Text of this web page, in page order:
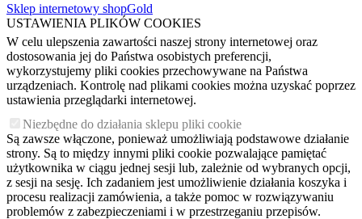
Sklep internetowy shopGold
USTAWIENIA PLIKÓW COOKIES
W celu ulepszenia zawartości naszej strony internetowej oraz
dostosowania jej do Państwa osobistych preferencji,
wykorzystujemy pliki cookies przechowywane na Państwa
urządzeniach. Kontrolę nad plikami cookies można uzyskać poprzez
ustawienia przeglądarki internetowej.
Niezbędne do działania sklepu pliki cookie
Są zawsze włączone, ponieważ umożliwiają podstawowe działanie
strony. Są to między innymi pliki cookie pozwalające pamiętać
użytkownika w ciągu jednej sesji lub, zależnie od wybranych opcji,
z sesji na sesję. Ich zadaniem jest umożliwienie działania koszyka i
procesu realizacji zamówienia, a także pomoc w rozwiązywaniu
problemów z zabezpieczeniami i w przestrzeganiu przepisów.